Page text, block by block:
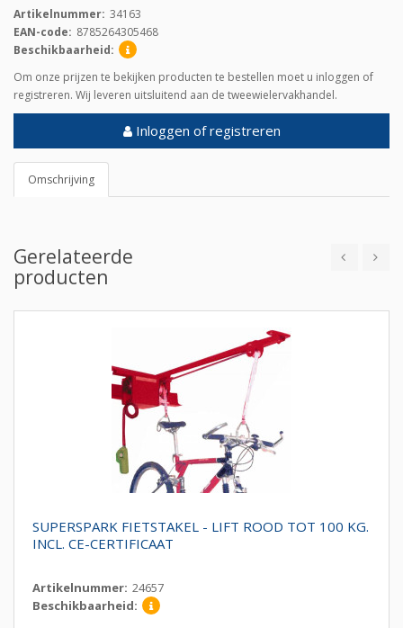
Omschrijving
Artikelnummer: 34163
EAN-code: 8785264305468
Beschikbaarheid:
Om onze prijzen te bekijken producten te bestellen moet u inloggen of
registreren. Wij leveren uitsluitend aan de tweewielervakhandel.
Inloggen of registreren
Gerelateerde
producten
SUPERSPARK FIETSTAKEL - LIFT ROOD TOT 100 KG.
INCL. CE-CERTIFICAAT
Artikelnummer: 24657
Beschikbaarheid: